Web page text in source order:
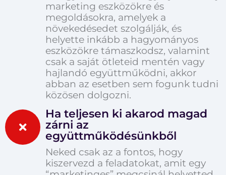
marketing eszközökre és
megoldásokra, amelyek a
növekedésedet szolgálják, és
helyette inkább a hagyományos
eszközökre támaszkodsz, valamint
csak a saját ötleteid mentén vagy
hajlandó együttműködni, akkor
abban az esetben sem fogunk tudni
közösen dolgozni.
Ha teljesen ki akarod magad
zárni az
együttműködésünkből
Neked csak az a fontos, hogy
kiszervezd a feladatokat, amit egy